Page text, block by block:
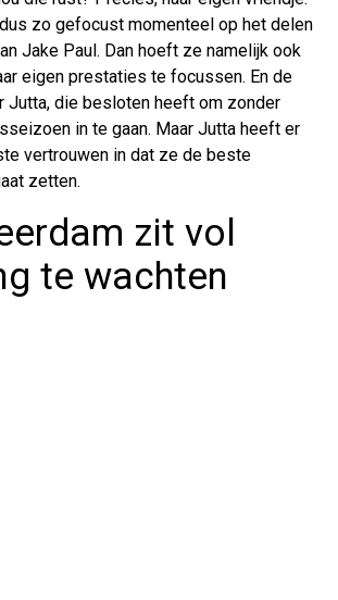
zo gefocust momenteel op het delen
Jake Paul. Dan hoeft ze namelijk ook
eigen prestaties te focussen. En de
Jutta, die besloten heeft om zonder
in te gaan. Maar Jutta heeft er
vertrouwen in dat ze de beste
zetten.
zit vol
te wachten